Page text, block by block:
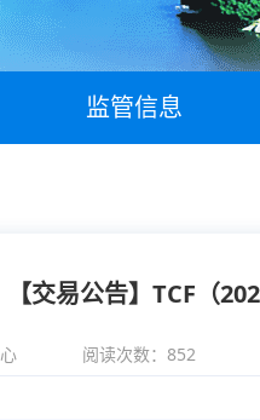
监管信息
【交易公告】TCF（
阅读次数： 852